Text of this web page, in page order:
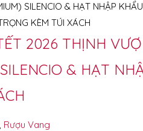
2026 THỊNH
& HẠT
, Rượu Vang